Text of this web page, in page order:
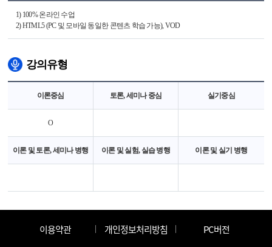
1) 100% 온라인 수업
2) HTML5 (PC 및 모바일 동일한 콘텐츠 학습 가능), VOD
강의유형
이론중심
O
토론, 세미나 중심 실기중심
이론 및 토론, 세미나 병행 이론 및 실험, 실습 병행 이론 및 실기 병행
이용약관 개인정보처리방침 PC버전